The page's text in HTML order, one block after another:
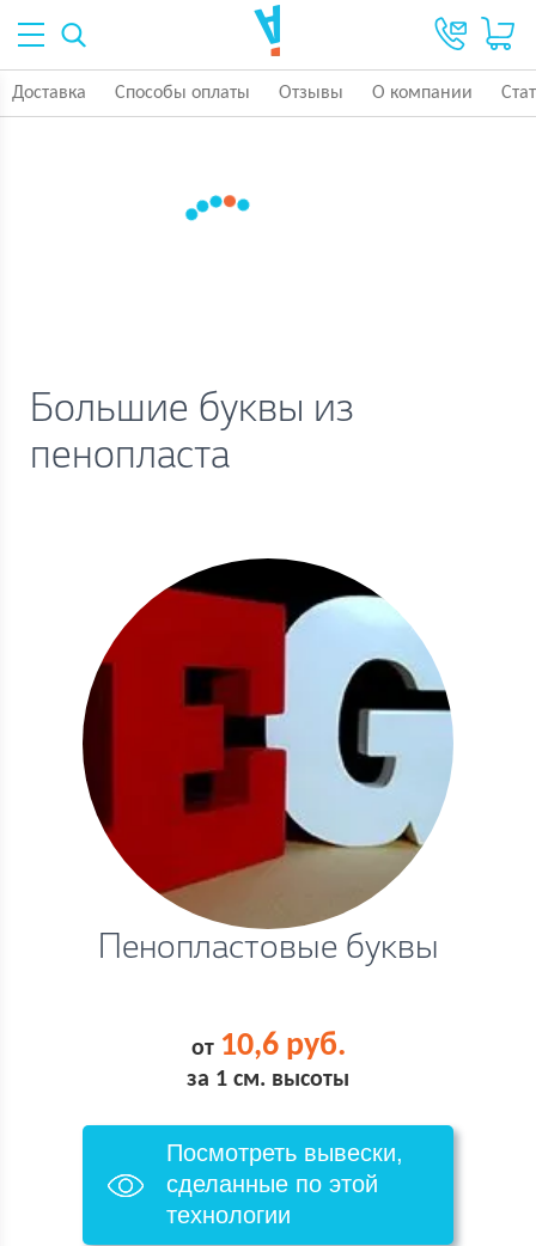
Доставка Способы оплаты Отзывы О компании
Большие буквы из
пенопласта
Пенопластовые буквы
от 10,6 руб.
за 1 см. высоты
Посмотреть вывески,
сделанные по этой
технологии